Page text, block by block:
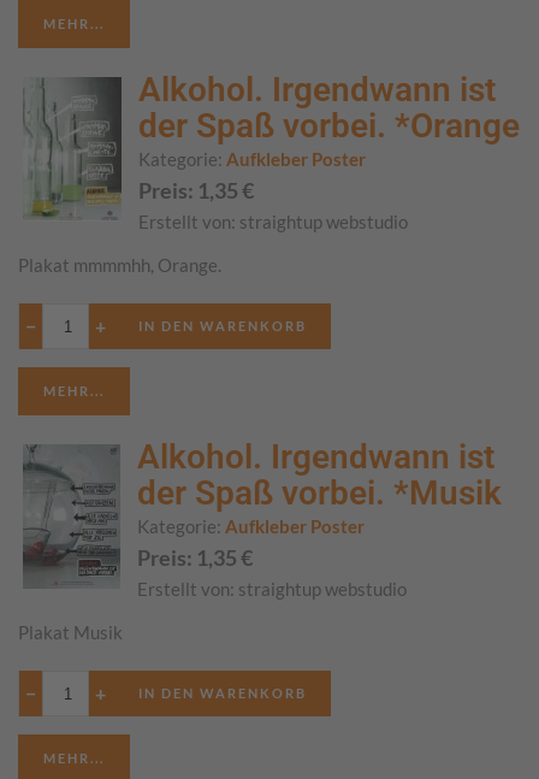
MEHR...
Alkohol. Irgendwann ist
der Spaß vorbei. *Orange
Kategorie: Aufkleber Poster
Preis: 1,35€
Erstellt von: straightup webstudio
Plakat mmmmhh, Orange.
− +
MEHR...
Alkohol. Irgendwann ist
der Spaß vorbei. *Musik
Kategorie: Aufkleber Poster
Preis: 1,35€
Erstellt von: straightup webstudio
Plakat Musik
− +
MEHR...